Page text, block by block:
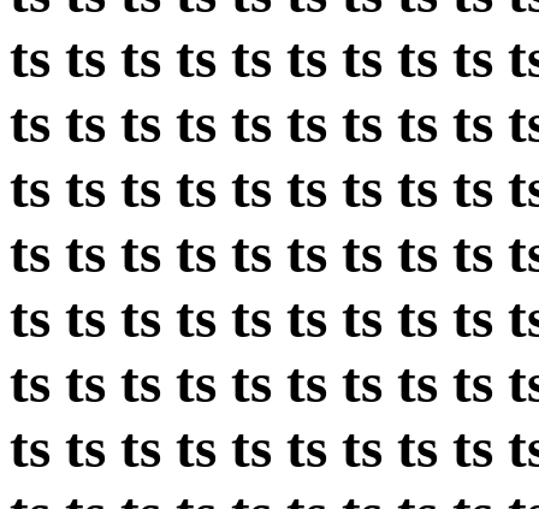
ts ts ts ts ts ts ts ts ts
ts ts ts ts ts ts ts ts ts
ts ts ts ts ts ts ts ts ts
ts ts ts ts ts ts ts ts ts
ts ts ts ts ts ts ts ts ts
ts ts ts ts ts ts ts ts ts
ts ts ts ts ts ts ts ts ts